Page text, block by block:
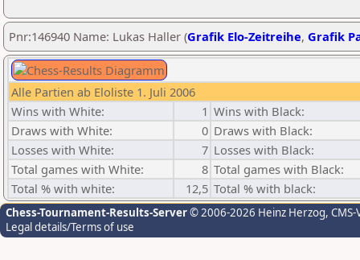
Pnr:146940 Name: Lukas Haller (Grafik Elo-Zeitreihe, Grafik
Alle Partien ab Eloliste 1. Juli 2006
Wins with White:
1 Wins with Black:
Draws with White:
0 Draws with Black:
Losses with White:
7 Losses with Black:
Total games with White:
8 Total games with Black:
Total % with white:
12,5 Total % with black:
Chess-Tournament-Results-Server© 2006-2026 Heinz Herzog,
Legal details/Terms of use